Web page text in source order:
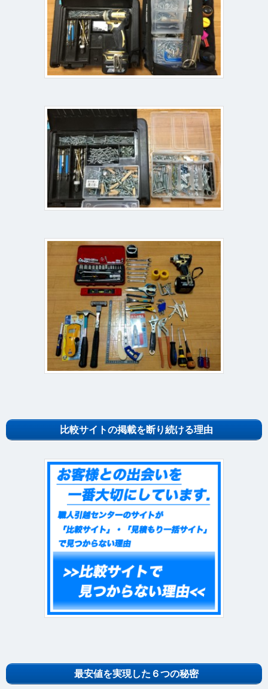
比較サイトの掲載を断り続ける理由
最安値を実現した６つの秘密